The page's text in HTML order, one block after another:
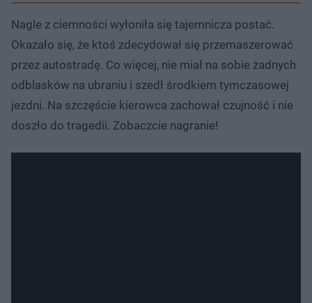
Nagle z ciemności wyłoniła się tajemnicza postać.
Okazało się, że ktoś zdecydował się przemaszerować
przez autostradę. Co więcej, nie miał na sobie żadnych
odblasków na ubraniu i szedł środkiem tymczasowej
jezdni. Na szczęście kierowca zachował czujność i nie
doszło do tragedii. Zobaczcie nagranie!